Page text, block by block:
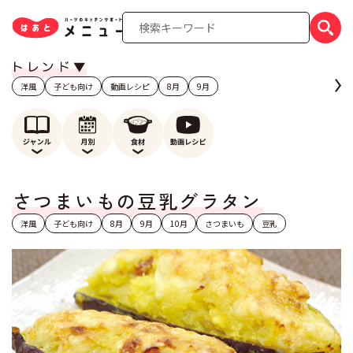
洋風 子ども向け 動画レシピ 8月 9月
さつまいもの豆乳グラタン
洋風 子ども向け 8月 9月 10月 さつまいも 豆乳